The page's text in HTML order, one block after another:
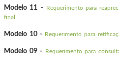
Modelo 11 -
Requerimento para
final
Modelo 10 - Requerimento para
Modelo 09 - Requerimento para